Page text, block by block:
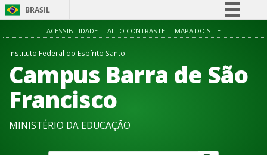
BRASIL
Simplifique!
Participe
Acesso à informação
ACESSIBILIDADE ALTO CONTRASTE MAPA DO SITE
Instituto Federal do Espírito Santo
Campus Barra de São
Francisco
MINISTÉRIO DA EDUCAÇÃO